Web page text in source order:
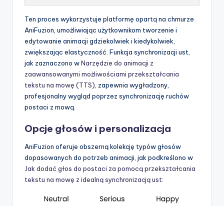
Ten proces wykorzystuje platformę opartą na chmurze
AniFuzion, umożliwiając użytkownikom tworzenie i
edytowanie animacji gdziekolwiek i kiedykolwiek,
zwiększając elastyczność. Funkcja synchronizacji ust,
jak zaznaczono wNarzędzie do animacji z
zaawansowanymi możliwościami przekształcania
tekstu na mowę (TTS) , zapewnia wygładzony,
profesjonalny wygląd poprzez synchronizację ruchów
postaci z mową.
Opcje głosów i personalizacja
AniFuzion oferuje obszerną kolekcję typów głosów
dopasowanych do potrzeb animacji, jak podkreślono w
Jak dodać głos do postaci za pomocą przekształcania
tekstu na mowę z idealną synchronizacją ust: